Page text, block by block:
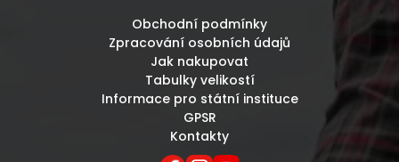
Obchodní podmínky
Zpracování osobních údajů
Jak nakupovat
Tabulky velikostí
Informace pro státní instituce
GPSR
Kontakty